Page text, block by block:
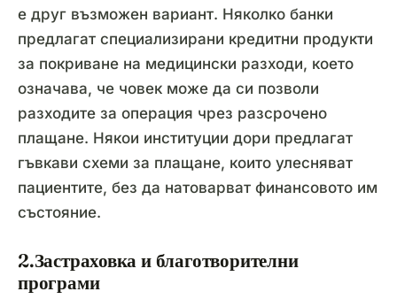
е друг възможен вариант. Няколко банки
предлагат специализирани кредитни продукти
за покриване на медицински разходи, което
означава, че човек може да си позволи
разходите за операция чрез разсрочено
плащане. Някои институции дори предлагат
гъвкави схеми за плащане, които улесняват
пациентите, без да натоварват финансовото им
състояние.
2.Застраховка и благотворителни
програми